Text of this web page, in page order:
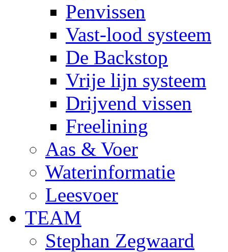
Penvissen
Vast-lood systeem
De Backstop
Vrije lijn systeem
Drijvend vissen
Freelining
Aas & Voer
Waterinformatie
Leesvoer
TEAM
Stephan Zegwaard